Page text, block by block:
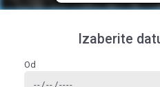
Izaberite
Od